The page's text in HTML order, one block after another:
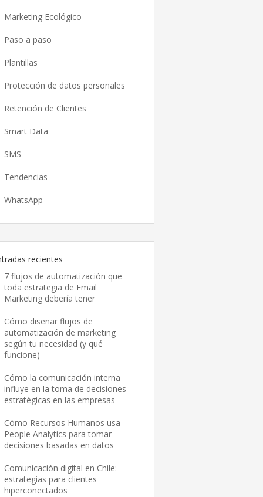
Marketing Ecológico
Paso a paso
Plantillas
Protección de datos personales
Retención de Clientes
Smart Data
SMS
Tendencias
WhatsApp
recientes
7 flujos de automatización que
toda estrategia de Email
Marketing debería tener
Cómo diseñar flujos de
automatización de marketing
según tu necesidad (y qué
funcione)
Cómo la comunicación interna
influye en la toma de decisiones
estratégicas en las empresas
Cómo Recursos Humanos usa
People Analytics para tomar
decisiones basadas en datos
Comunicación digital en Chile:
estrategias para clientes
hiperconectados